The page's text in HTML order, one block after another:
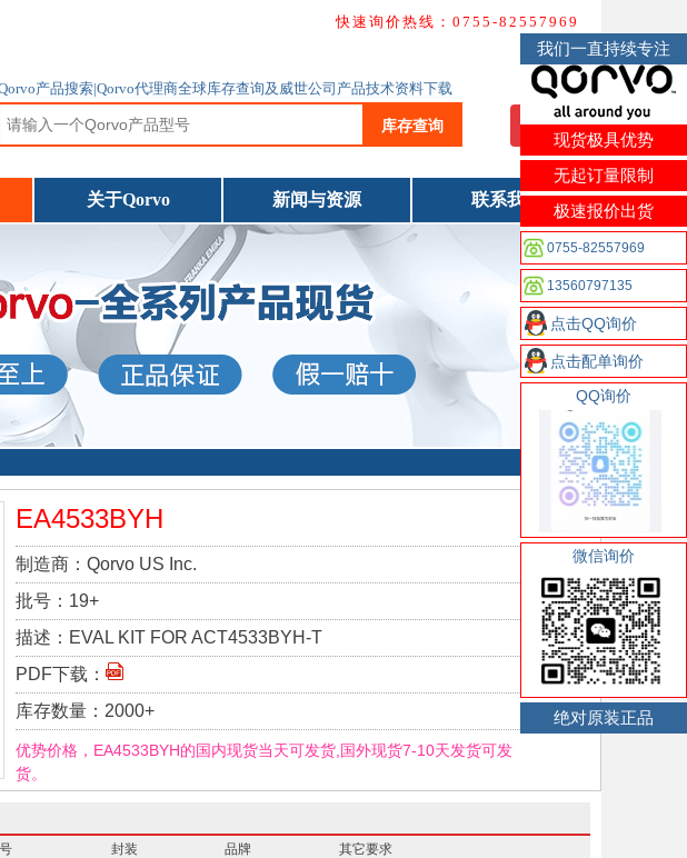
快速询价热线：0755-82557969
产品搜索|Qorvo代理商全球库存查询及威世公司产品技术资料下载
库存查询 我要询价
关于Qorvo 新闻与资源 联系我们
EA4533BYH
制造商： Qorvo US Inc.
批号： 19+
描述： EVAL KIT FOR ACT4533BYH-T
PDF下载：
库存数量： 2000+
优势价格，EA4533BYH的国内现货当天可发货,国外现货7-10天发货可发
货。
封装 品牌 其它要求
我们一直持续专注
现货极具优势
无起订量限制
极速报价出货
0755-82557969
13560797135
点击QQ询价
点击配单询价
QQ询价
微信询价
绝对原装正品